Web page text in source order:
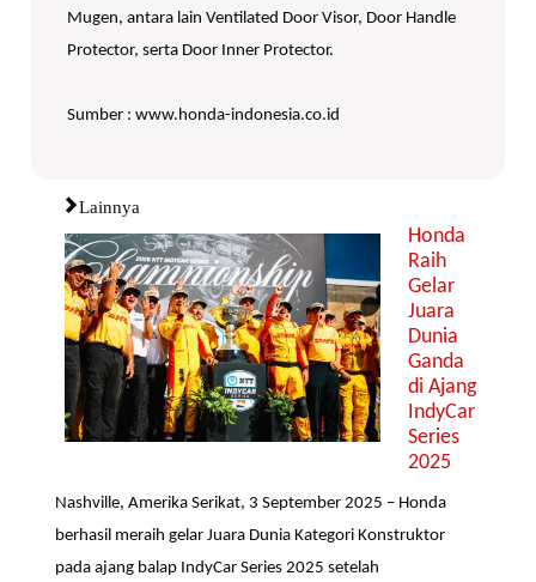
Mugen, antara lain Ventilated Door Visor, Door Handle
Protector, serta Door Inner Protector.
Sumber : www.honda-indonesia.co.id
Lainnya
Honda
Raih
Gelar
Juara
Dunia
Ganda
di Ajang
IndyCar
Series
2025
Nashville, Amerika Serikat, 3 September 2025 – Honda
berhasil meraih gelar Juara Dunia Kategori Konstruktor
pada ajang balap IndyCar Series 2025 setelah